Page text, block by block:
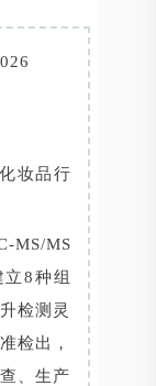
妆品行
MS/MS
8种组
检测灵
检出，
、生产